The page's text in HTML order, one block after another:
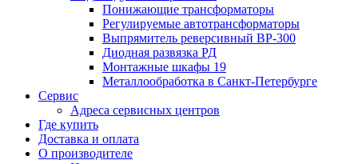
Понижающие трансформаторы
Регулируемые автотрансформаторы
Выпрямитель реверсивный ВР-300
Диодная развязка РД
Монтажные шкафы 19
Металлообработка в Санкт-Петербурге
Сервис
Адреса сервисных центров
Где купить
Доставка и оплата
О производителе